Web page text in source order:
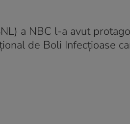
a NBC l-a avut
de Boli Infecţioase